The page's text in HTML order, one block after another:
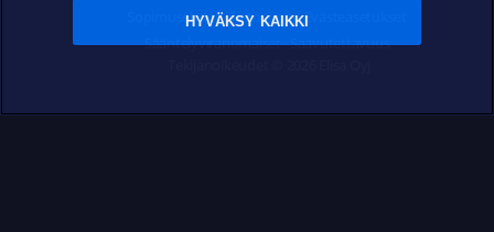
Sopimusehdot Tietosuoja Evästeasetukset
Sääntelyviranomaiset Saavutettavuus
HYVÄKSY KAIKKI